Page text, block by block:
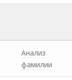
Анализ
фамилии